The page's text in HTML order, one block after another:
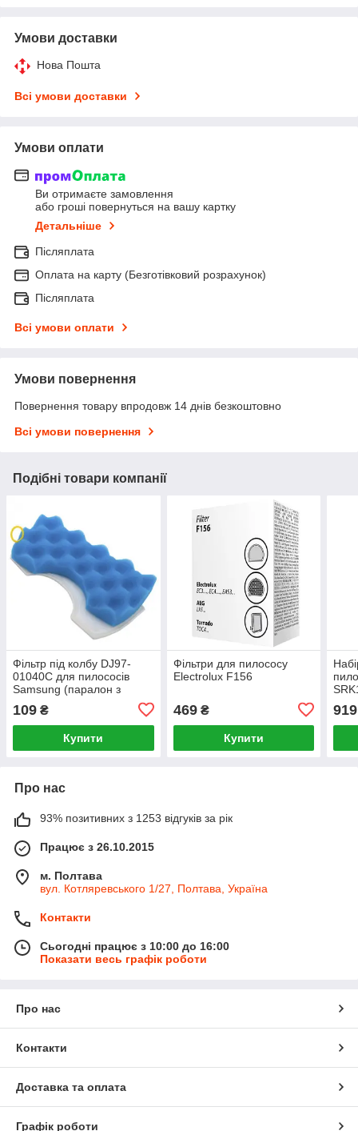
Умови доставки
Нова Пошта
Всі умови доставки
Умови оплати
Ви отримаєте замовлення
або гроші повернуться на вашу картку
Детальніше
Післяплата
Оплата на карту (Безготівковий розрахунок)
Післяплата
Всі умови оплати
Умови повернення
Повернення товару впродовж 14 днів безкоштовно
Всі умови повернення
Подібні товари компанії
Фільтр під колбу DJ97-
01040C для пилососів
Samsung (паралон з
109 ₴
Купити
Фільтри для пилососу
Electrolux F156
469₴
Купити
919
Про нас
93% позитивних з 1253 відгуків за рік
Працює з 26.10.2015
м. Полтава
вул. Котляревського 1/27, Полтава, Україна
Контакти
Сьогодні працює з 10:00 до 16:00
Показати весь графік роботи
Про нас
Контакти
Доставка та оплата
Графік роботи